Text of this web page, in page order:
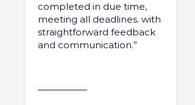
completed in due time,
meeting all deadlines. with
straightforward feedback
and communication.”